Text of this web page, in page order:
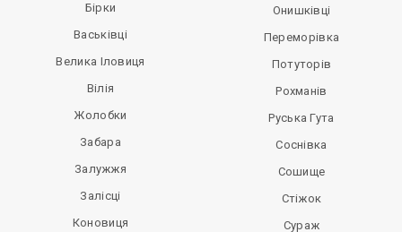
Бірки
Васьківці
Велика Іловиця
Вілія
Жолобки
Забара
Залужжя
Залісці
Коновиця
Онишківці
Переморівка
Потуторів
Рохманів
Руська Гута
Соснівка
Сошище
Стіжок
Сураж